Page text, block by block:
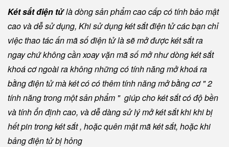
Két sắt điện tửlà dòng sản phẩm cao cấp có tính bảo mật
cao và dễ sử dụng, Khi sử dụng két sắt điện tử các bạn chỉ
việc thao tác ấn mã số điện tử là sẽ mở được két sắt ra
ngay chứ không cần xoay vặn mã số mở như dòng két sắt
khoá cơ ngoài ra không những có tính năng mở khoá ra
bằng điện tử mà két có có thêm tính năng mở bằng cơ " 2
tính năng trong một sản phẩm " giúp cho két sắt có độ bền
và tính ổn định cao, và dễ dàng sử lý mở két sắt khi khi bị
hết pin trong két sắt , hoặc quên mật mã két sắt, hoặc khi
bảng điện tử bị hỏng